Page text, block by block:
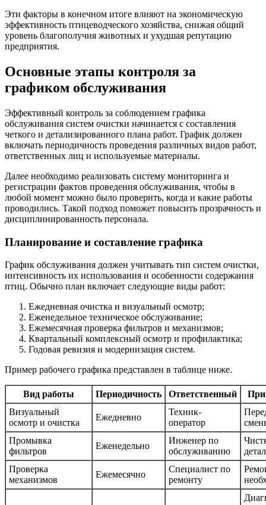
Эти факторы в конечном итоге влияют на экономическую
эффективность птицеводческого хозяйства, снижая общий
уровень благополучия животных и ухудшая репутацию
предприятия.
Основные этапы контроля за
графиком обслуживания
Эффективный контроль за соблюдением графика
обслуживания систем очистки начинается с составления
четкого и детализированного плана работ. График должен
включать периодичность проведения различных видов работ,
ответственных лиц и используемые материалы.
Далее необходимо реализовать систему мониторинга и
регистрации фактов проведения обслуживания, чтобы в
любой момент можно было проверить, когда и какие работы
проводились. Такой подход поможет повысить прозрачность и
дисциплинированность персонала.
Планирование и составление графика
График обслуживания должен учитывать тип систем очистки,
интенсивность их использования и особенности содержания
птиц. Обычно план включает следующие виды работ:
Ежедневная очистка и визуальный осмотр;
Еженедельное техническое обслуживание;
Ежемесячная проверка фильтров и механизмов;
Квартальный комплексный осмотр и профилактика;
Годовая ревизия и модернизация систем.
Пример рабочего графика представлен в таблице ниже.
Вид работы Периодичность Ответственный
Визуальный
осмотр и очистка
Ежедневно
Техник-
оператор
Промывка
фильтров
Еженедельно
Инженер по
обслуживанию
Проверка
механизмов
Ежемесячно
Специалист по
ремонту